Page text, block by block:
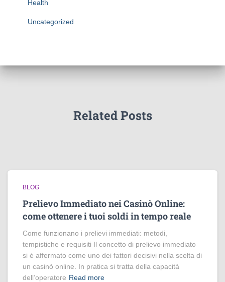
Health
Uncategorized
Related Posts
BLOG
Prelievo Immediato nei Casinò Online:
come ottenere i tuoi soldi in tempo reale
Come funzionano i prelievi immediati: metodi,
tempistiche e requisiti Il concetto di prelievo immediato
si è affermato come uno dei fattori decisivi nella scelta di
un casinò online. In pratica si tratta della capacità
dell’operatore Read more